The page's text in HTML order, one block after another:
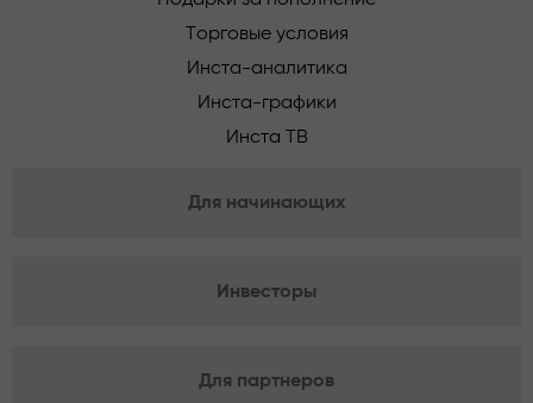
Торговые условия
Инста-аналитика
Инста-графики
Инста ТВ
Для начинающих
Инвесторы
Для партнеров